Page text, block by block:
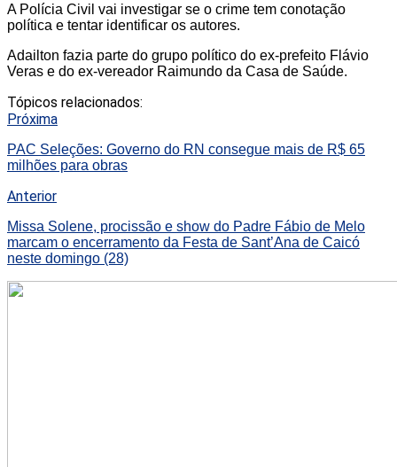
A Polícia Civil vai investigar se o crime tem conotação
política e tentar identificar os autores.
Adailton fazia parte do grupo político do ex-prefeito Flávio
Veras e do ex-vereador Raimundo da Casa de Saúde.
Tópicos relacionados:
Próxima
PAC Seleções: Governo do RN consegue mais de R$ 65
milhões para obras
Anterior
Missa Solene, procissão e show do Padre Fábio de Melo
marcam o encerramento da Festa de Sant’Ana de Caicó
neste domingo (28)